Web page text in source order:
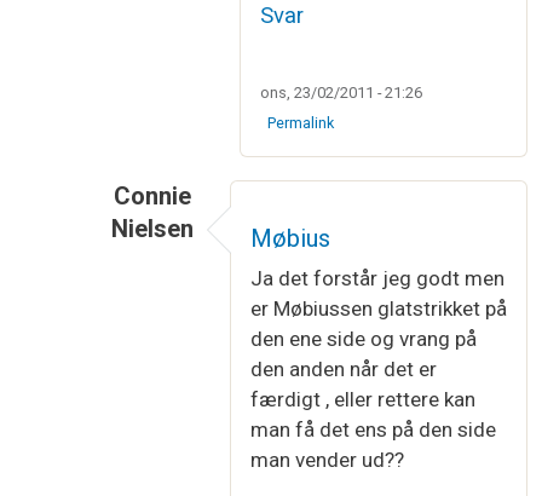
Svar
ons, 23/02/2011 - 21:26
Permalink
Connie
Nielsen
Møbius
Ja det forstår jeg godt men
er Møbiussen glatstrikket på
den ene side og vrang på
den anden når det er
færdigt , eller rettere kan
man få det ens på den side
man vender ud??